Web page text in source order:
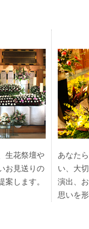
生花祭壇や
お見送りの
案します。
あなた
い、大
演出、
思いを形